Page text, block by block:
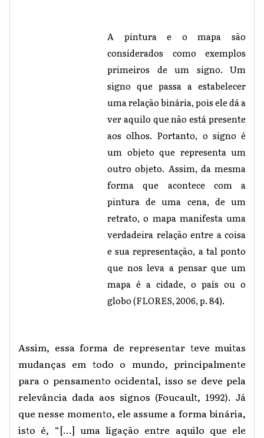
A pintura e o mapa são
considerados como exemplos
primeiros de um signo. Um
signo que passa a estabelecer
uma relação binária, pois ele dá a
ver aquilo que não está presente
aos olhos. Portanto, o signo é
um objeto que representa um
outro objeto. Assim, da mesma
forma que acontece com a
pintura de uma cena, de um
retrato, o mapa manifesta uma
verdadeira relação entre a coisa
e sua representação, a tal ponto
que nos leva a pensar que um
mapa é a cidade, o país ou o
globo (FLORES, 2006, p. 84).
Assim, essa forma de representar teve muitas
mudanças em todo o mundo, principalmente
para o pensamento ocidental, isso se deve pela
relevância dada aos signos (Foucault, 1992). Já
que nesse momento, ele assume a forma binária,
isto é, “[...] uma ligação entre aquilo que ele